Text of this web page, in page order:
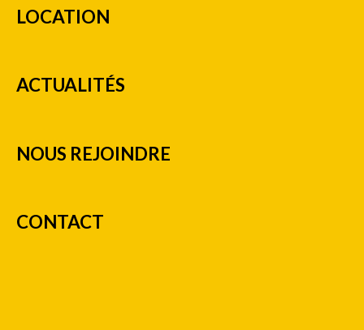
LOCATION
ACTUALITÉS
NOUS REJOINDRE
CONTACT